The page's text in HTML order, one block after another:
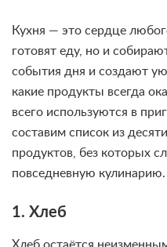
Кухня — это сердце
готовят еду, но и
события дня и создают
какие продукты всегда
всего используются в
составим список из
продуктов, без которых
повседневную кулинарию.
1. Хлеб
Хлеб остаётся